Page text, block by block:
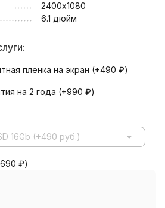
2400х1080
6.1 дюйм
пленка на экран (+490 ₽)
на 2 года (+990 ₽)
16Gb (+490 руб.)
690 ₽)